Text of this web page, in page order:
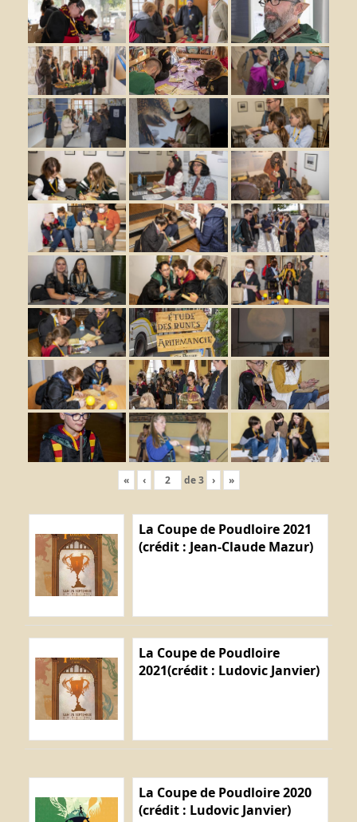
« ‹ de3 › »
La Coupe de Poudloire 2021
(crédit : Jean-Claude Mazur)
La Coupe de Poudloire
2021(crédit : Ludovic Janvier)
La Coupe de Poudloire 2020
(crédit : Ludovic Janvier)